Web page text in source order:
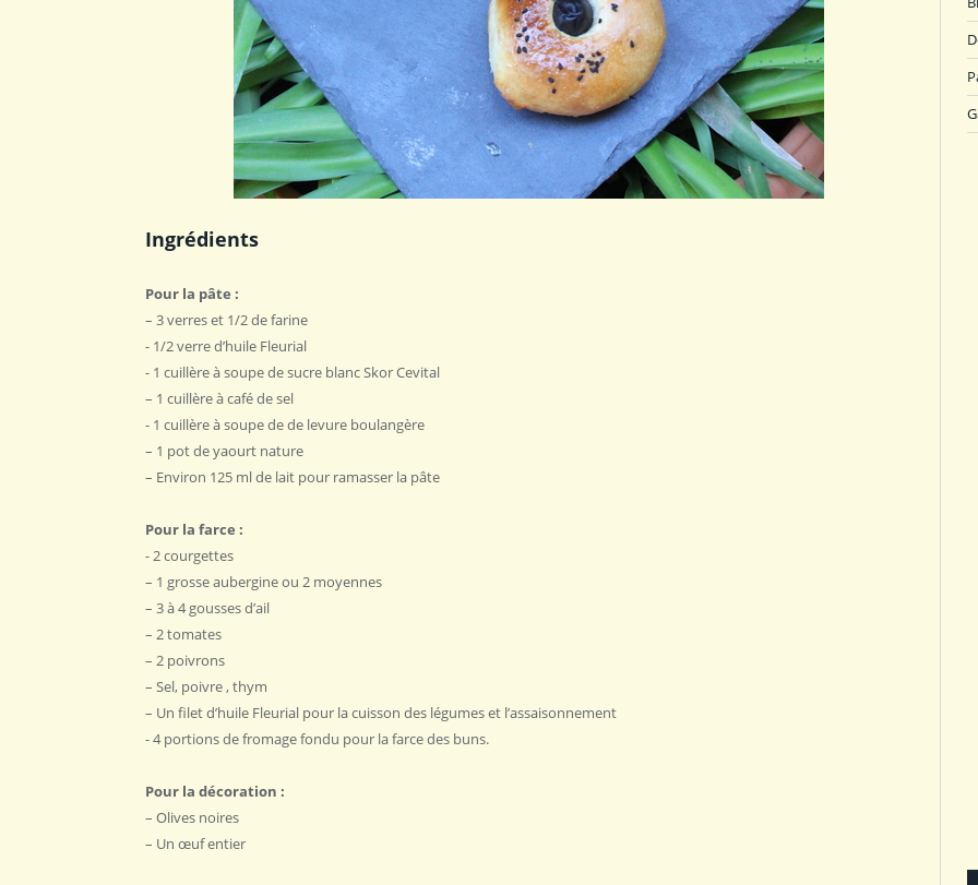
Ingrédients
Pour la pâte ‎:
– ‎3 verres et 1/2 de farine‎
‎- 1/2 verre d’huile Fleurial
‎- 1 cuillère à soupe de sucre blanc ‎Skor Cevital
– ‎1 cuillère à café de sel‎
‎- 1 cuillère à soupe de de levure boulangère ‎
– ‎1 pot de yaourt nature ‎
– Environ 125 ml de lait pour ramasser la pâte
‎Pour la farce : ‎
‎- 2 courgettes ‎
– ‎1 grosse aubergine ou 2 moyennes ‎
– ‎3 à 4 gousses d’ail ‎
– ‎2 tomates ‎
– ‎2 poivrons‎
– Sel, poivre ‎, thym
– Un filet d’huile Fleurial pour la cuisson des légumes et l’assaisonnement ‎
‎- 4 portions de fromage fondu pour la farce des buns. ‎
Pour la décoration :‎
– Olives noires ‎
– Un œuf entier ‎ ‎